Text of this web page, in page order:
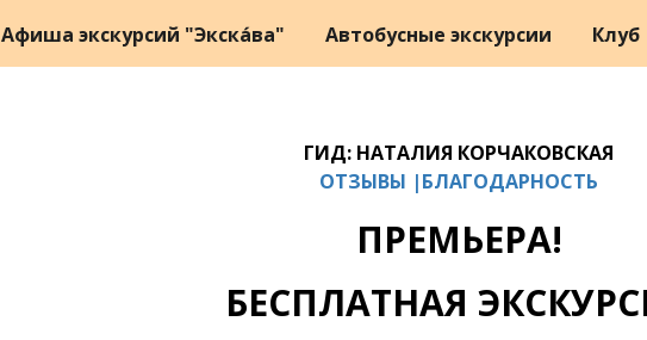
Афиша экскурсий "Экска́ва" Автобусные экскурсии Клуб
ГИД: НАТАЛИЯ КОРЧАКОВСКАЯ
ОТЗЫВЫ |БЛАГОДАРНОСТЬ
ПРЕМЬЕРА!
БЕСПЛАТНАЯ